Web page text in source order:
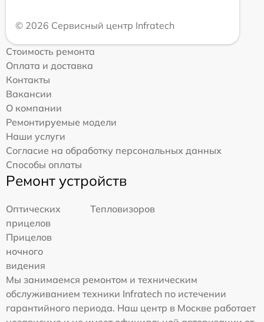
© 2026 Сервисный центр Infratech
Стоимость ремонта
Оплата и доставка
Контакты
Вакансии
О компании
Ремонтируемые модели
Наши услуги
Согласие на обработку персональных данных
Способы оплаты
Ремонт устройств
Оптических
прицелов
Тепловизоров
Прицелов
ночного
видения
Мы занимаемся ремонтом и техническим
обслуживанием техники Infratech по истечении
гарантийного периода. Наш центр в Москве работает